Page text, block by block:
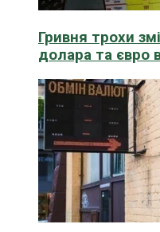
Гривня трохи
долара та євро